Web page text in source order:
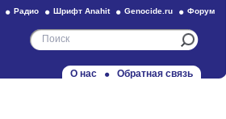
Радио Шрифт Anahit Genocide.ru Форум
О нас Обратная связь